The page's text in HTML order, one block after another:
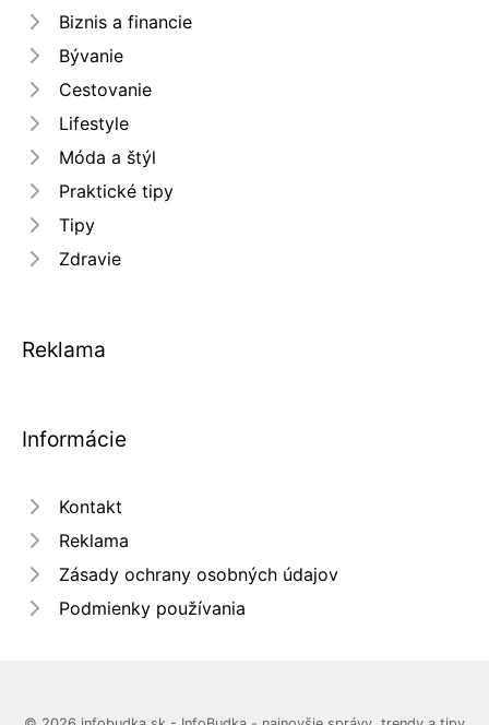
Biznis a financie
Bývanie
Cestovanie
Lifestyle
Móda a štýl
Praktické tipy
Tipy
Zdravie
Reklama
Informácie
Kontakt
Reklama
Zásady ochrany osobných údajov
Podmienky používania